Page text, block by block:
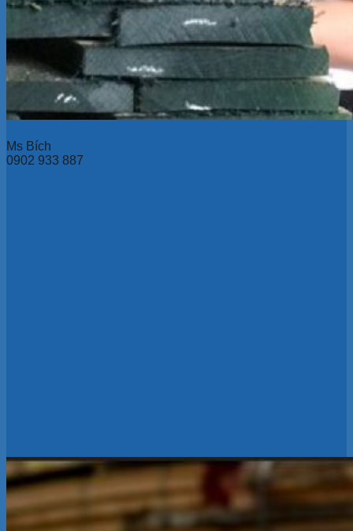
Ms Bích
0902 933 887